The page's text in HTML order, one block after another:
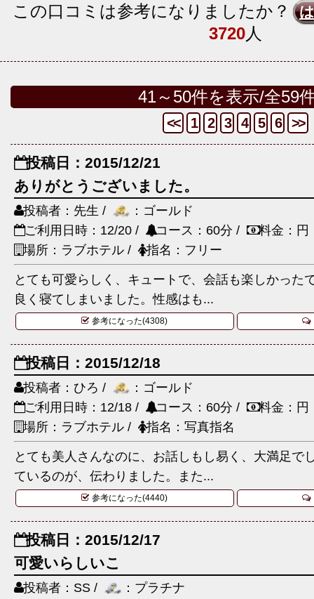
この口コミは参考になりましたか？
3720人
41～50件を表示/全59
<< 1 2 3 4 5 6 >>
投稿日：2015/12/21
ありがとうございました。
投稿者：先生 /
：ゴールド
ご利用日時：12/20 /
コース：60分 /
料金：円
場所：ラブホテル /
指名：フリー
とても可愛らしく、キュートで、会話も楽しかった
良く寝てしまいました。性感はも...
参考になった(4308)
投稿日：2015/12/18
投稿者：ひろ /
：ゴールド
ご利用日時：12/18 /
コース：60分 /
料金：円
場所：ラブホテル /
指名：写真指名
とても美人さんなのに、お話しもし易く、大満足で
ているのが、伝わりました。また...
参考になった(4440)
投稿日：2015/12/17
可愛いらしいこ
投稿者：SS /
：プラチナ